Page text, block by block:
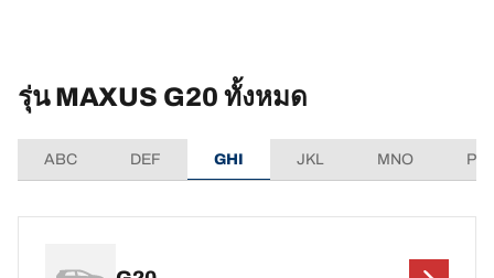
รุ่น MAXUS G20 ทั้งหมด
ABC DEF GHI JKL MNO